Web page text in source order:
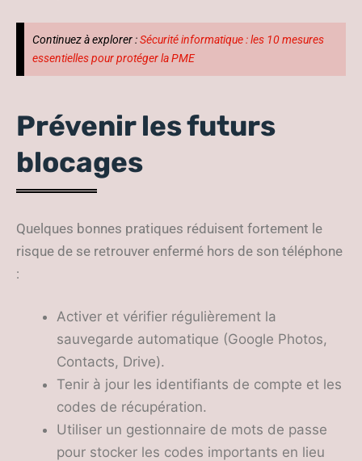
Continuez à explorer :Sécurité informatique : les 10 mesures
essentielles pour protéger la PME
Prévenir les futurs
blocages
Quelques bonnes pratiques réduisent fortement le
risque de se retrouver enfermé hors de son téléphone
:
Activer et vérifier régulièrement la
sauvegarde automatique (Google Photos,
Contacts, Drive).
Tenir à jour les identifiants de compte et les
codes de récupération.
Utiliser un gestionnaire de mots de passe
pour stocker les codes importants en lieu